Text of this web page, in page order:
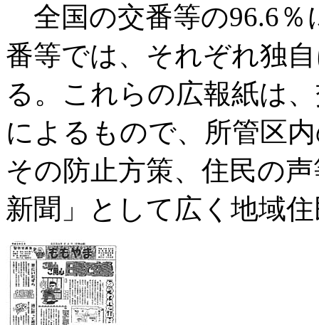
全国の交番等の96.6％
番等では、それぞれ独
る。これらの広報紙は
によるもので、所管区
その防止方策、住民の
新聞」として広く地域